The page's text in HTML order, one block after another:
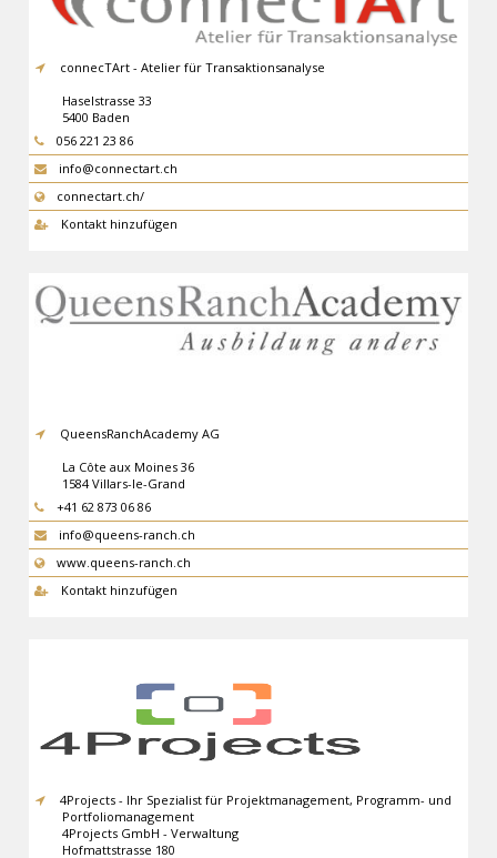
connecTArt - Atelier für Transaktionsanalyse
Haselstrasse 33
5400 Baden
056 221 23 86
info@connectart.ch
connectart.ch/
Kontakt hinzufügen
QueensRanchAcademy AG
La Côte aux Moines 36
1584 Villars-le-Grand
+41 62 873 06 86
info@queens-ranch.ch
www.queens-ranch.ch
Kontakt hinzufügen
4Projects - Ihr Spezialist für Projektmanagement, Programm- und
Portfoliomanagement
4Projects GmbH - Verwaltung
Hofmattstrasse 180